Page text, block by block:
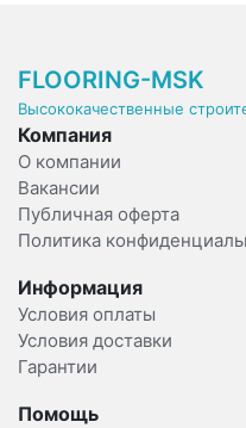
FLOORING-MSK
Высококачественные
Компания
О компании
Вакансии
Публичная оферта
Политика
Информация
Условия оплаты
Условия доставки
Гарантии
Помощь